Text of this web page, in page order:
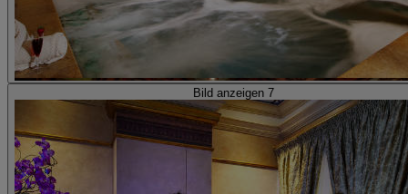
Bild anzeigen 7